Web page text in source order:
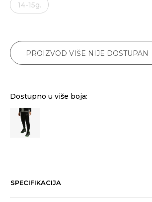
14-15g.
PROIZVOD VIŠE NIJE DOSTUPAN
Dostupno u više boja:
SPECIFIKACIJA